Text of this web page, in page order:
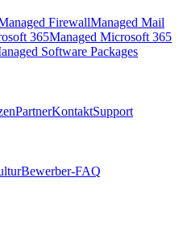
FirewallManaged Mail
365Managed Microsoft 365
Software Packages
PartnerKontaktSupport
Bewerber-FAQ